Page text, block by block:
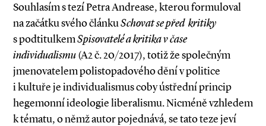
Souhlasím s tezí Petra Andrease, kterou formuloval
na začátku svého článkuSchovat se před kritiky
s podtitulkemSpisovatelé a kritika v čase
individualismu(A2 č. 20/2017), totiž že společným
jmenovatelem polistopadového dění v politice
i kultuře je individualismus coby ústřední princip
hegemonní ideologie liberalismu. Nicméně vzhledem
k tématu, o němž autor pojednává, se tato teze jeví